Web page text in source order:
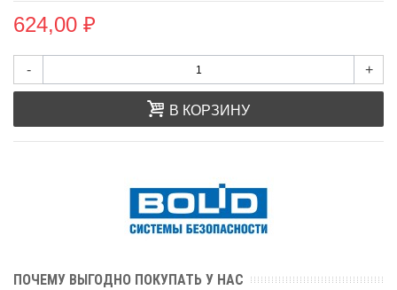
624,00 ₽
- +
В КОРЗИНУ
ПОЧЕМУ ВЫГОДНО ПОКУПАТЬ У НАС